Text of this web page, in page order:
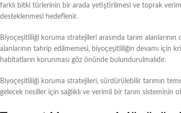
farklı bitki türlerinin bir arada yetiştirilmesi ve toprak
desteklenmesi hedeflenir.
Biyoçeşitliliği koruma stratejileri arasında tarım
alanlarının tahrip edilmemesi, biyoçeşitliliğin devamı için
habitatların korunması göz önünde bulundurulmalıdır.
Biyoçeşitliliği koruma stratejileri, sürdürülebilir tarımın
gelecek nesiller için sağlıklı ve verimli bir tarım sisteminin